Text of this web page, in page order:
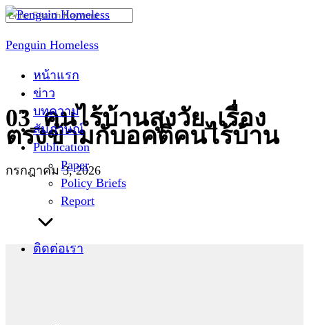
Skip
content
Penguin Homeless
หน้าแรก
ข่าว
บทความ
สัมภาษณ์
Publication
Paper
Policy Briefs
Report
ติดต่อเรา
Search
03_คนไร้บ้านสูงวัย_เรื่อง
ตรงข้ามกับอคติคนไร้บ้าน
กรกฎาคม 3, 2026